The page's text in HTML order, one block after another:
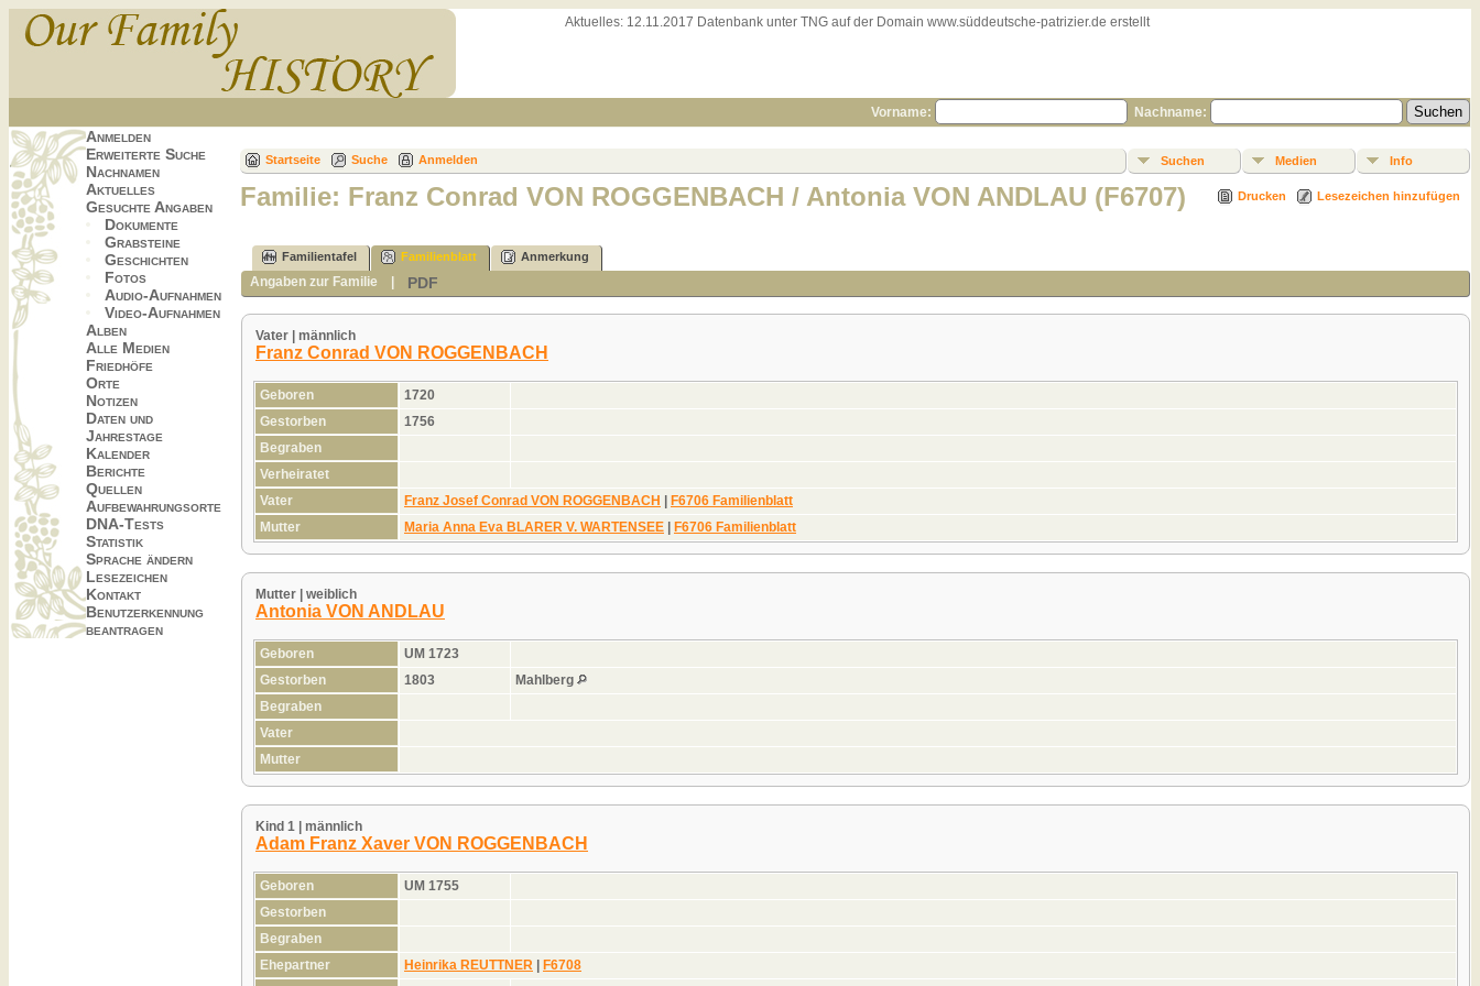
Aktuelles: 12.11.2017 Datenbank unter TNG auf der Domain www.süddeutsche-patrizier.de erstellt
Vorname: Nachname:
Anmelden
Erweiterte Suche
Nachnamen
Aktuelles
Gesuchte Angaben
Dokumente
Grabsteine
Geschichten
Fotos
Audio-Aufnahmen
Video-Aufnahmen
Alben
Alle Medien
Friedhöfe
Orte
Notizen
Daten und
Jahrestage
Kalender
Berichte
Quellen
Aufbewahrungsorte
DNA-Tests
Statistik
Sprache ändern
Lesezeichen
Kontakt
Benutzerkennung
beantragen
Startseite Suche Anmelden Suchen Medien Info
Drucken Lesezeichen hinzufügen
Familie: Franz Conrad VON ROGGENBACH / Antonia VON ANDLAU (F6707)
Familientafel Familienblatt Anmerkung
Angaben zur Familie PDF
Vater | männlich
Franz Conrad VON ROGGENBACH
Geboren
1720
Gestorben
1756
Begraben
Verheiratet
Vater
Franz Josef Conrad VON ROGGENBACH | F6706 Familienblatt
Mutter
Maria Anna Eva BLARER V. WARTENSEE | F6706 Familienblatt
Mutter | weiblich
Antonia VON ANDLAU
Geboren
UM 1723
Gestorben
1803
Mahlberg
Begraben
Vater
Mutter
Kind 1 | männlich
Adam Franz Xaver VON ROGGENBACH
Geboren
UM 1755
Gestorben
Begraben
Ehepartner
Heinrika REUTTNER | F6708